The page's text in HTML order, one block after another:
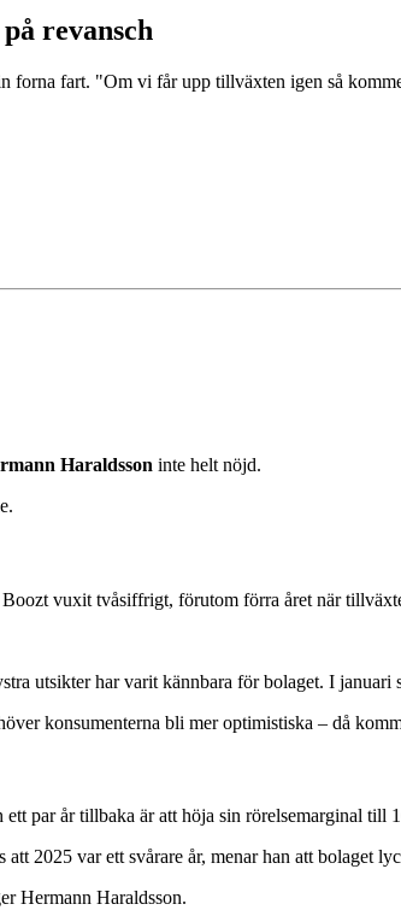
revansch
fart. "Om vi får upp tillväxten igen så
Haraldsson inte helt nöjd.
vuxit tvåsiffrigt, förutom förra året när
utsikter har varit kännbara för bolaget. I januari
konsumenterna bli mer optimistiska – då
par år tillbaka är att höja sin rörelsemarginal till
2025 var ett svårare år, menar han att bolaget
Hermann Haraldsson.